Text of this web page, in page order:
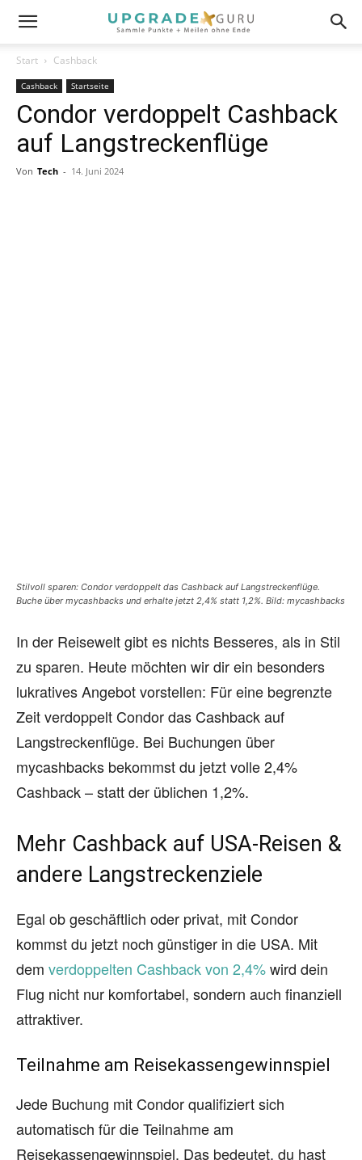
Start Cashback
Cashback Startseite
Condor verdoppelt Cashback
auf Langstreckenflüge
Von Tech - 14. Juni 2024
Stilvoll sparen: Condor verdoppelt das Cashback auf Langstreckenflüge.
Buche über mycashbacks und erhalte jetzt 2,4% statt 1,2%. Bild: mycashbacks
In der Reisewelt gibt es nichts Besseres, als in Stil
zu sparen. Heute möchten wir dir ein besonders
lukratives Angebot vorstellen: Für eine begrenzte
Zeit verdoppelt Condor das Cashback auf
Langstreckenflüge. Bei Buchungen über
mycashbacks bekommst du jetzt volle 2,4%
Cashback – statt der üblichen 1,2%.
Mehr Cashback auf USA-Reisen &
andere Langstreckenziele
Egal ob geschäftlich oder privat, mit Condor
kommst du jetzt noch günstiger in die USA. Mit
dem verdoppelten Cashback von 2,4%wird dein
Flug nicht nur komfortabel, sondern auch finanziell
attraktiver.
Teilnahme am Reisekassengewinnspiel
Jede Buchung mit Condor qualifiziert sich
automatisch für die Teilnahme am
Reisekassengewinnspiel. Das bedeutet, du hast